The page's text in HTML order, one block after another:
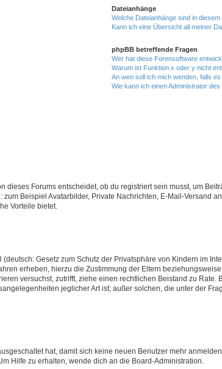
Dateianhänge
Welche Dateianhänge sind in
Kann ich eine Übersicht all meiner
phpBB betreffende Fragen
Wer hat diese Forensoftware
Warum ist Funktion x oder y nicht
An wen soll ich mich wenden, falls
Wie kann ich einen Administrator
Forums entscheidet, ob du registriert sein musst, um
Beispiel Avatarbilder, Private Nachrichten, E-Mail-Versand
Vorteile bietet.
Gesetz zum Schutz der Privatsphäre von Kindern im
erheben, hierzu die Zustimmung der Eltern
versuchst, zutrifft, ziehe einen rechtlichen Beistand zu
jeglicher Art ist; außer solchen, die unter der
hat, damit sich keine neuen Benutzer mehr
Hilfe zu erhalten, wende dich an die Board-Administration.